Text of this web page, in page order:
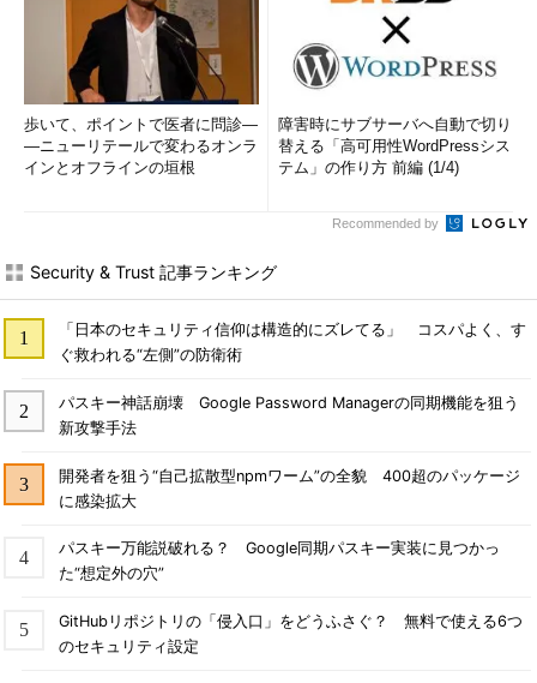
歩いて、ポイントで医者に問診―
―ニューリテールで変わるオンラ
インとオフラインの垣根
障害時にサブサーバへ自動で切り
替える「高可用性WordPressシス
テム」の作り方 前編 (1/4)
Recommended by
Security & Trust 記事ランキング
「日本のセキュリティ信仰は構造的にズレてる」 コスパよく、す
ぐ救われる“左側”の防衛術
パスキー神話崩壊 Google Password Managerの同期機能を狙う
新攻撃手法
開発者を狙う“自己拡散型npmワーム”の全貌 400超のパッケージ
に感染拡大
パスキー万能説破れる？ Google同期パスキー実装に見つかっ
た“想定外の穴”
GitHubリポジトリの「侵入口」をどうふさぐ？ 無料で使える6つ
のセキュリティ設定